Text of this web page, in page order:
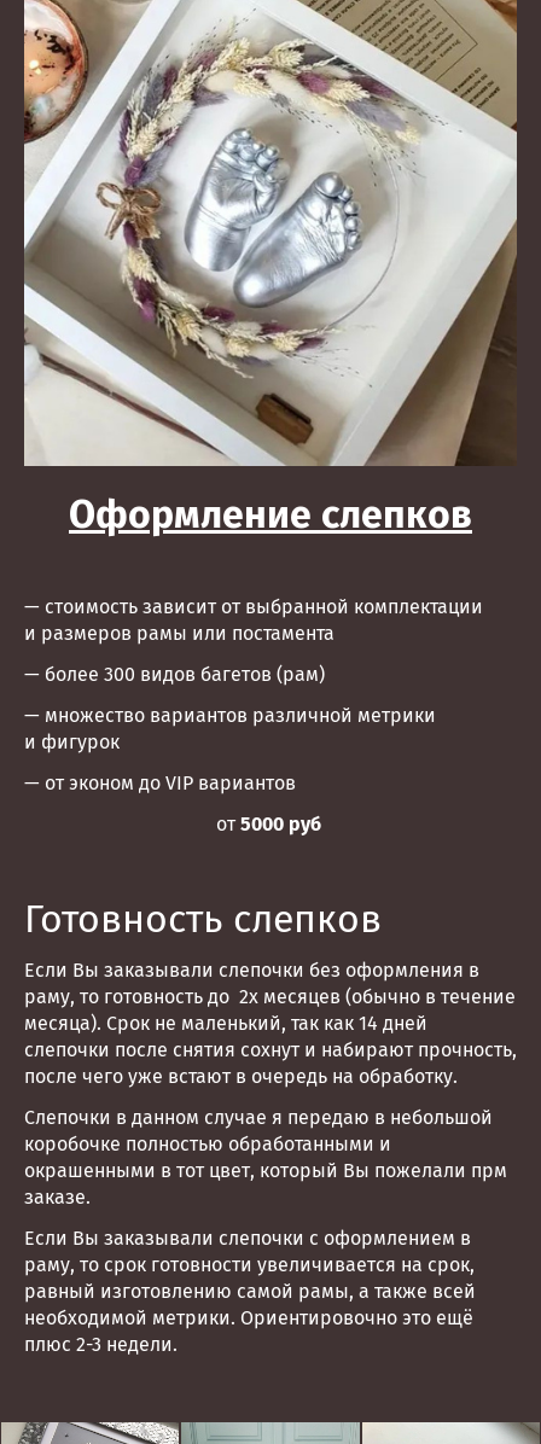
Оформление слепков
— стоимость зависит от выбранной комплектации
и размеров рамы или постамента
— более 300 видов багетов (рам)
— множество вариантов различной метрики
и фигурок
— от эконом до VIP вариантов
от5000 руб
Готовность слепков
Если Вы заказывали слепочки без оформления в
раму, то готовность до 2х месяцев (обычно в течение
месяца). Срок не маленький, так как 14 дней
слепочки после снятия сохнут и набирают прочность,
после чего уже встают в очередь на обработку.
Слепочки в данном случае я передаю в небольшой
коробочке полностью обработанными и
окрашенными в тот цвет, который Вы пожелали прм
заказе.
Если Вы заказывали слепочки с оформлением в
раму, то срок готовности увеличивается на срок,
равный изготовлению самой рамы, а также всей
необходимой метрики. Ориентировочно это ещё
плюс 2-3 недели.